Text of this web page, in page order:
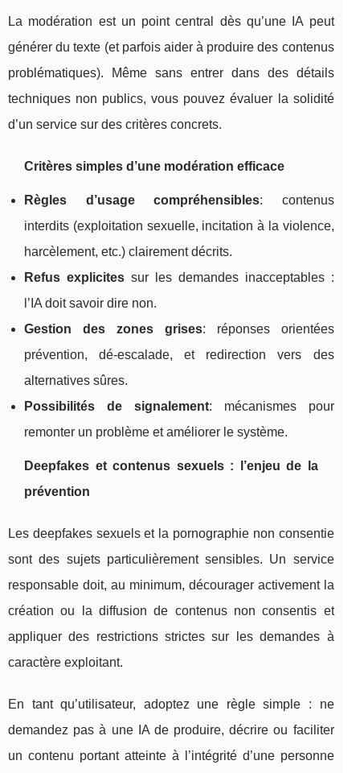
La modération est un point central dès qu’une IA peut
générer du texte (et parfois aider à produire des contenus
problématiques). Même sans entrer dans des détails
techniques non publics, vous pouvez évaluer la solidité
d’un service sur des critères concrets.
Critères simples d’une modération efficace
Règles d’usage compréhensibles: contenus
interdits (exploitation sexuelle, incitation à la violence,
harcèlement, etc.) clairement décrits.
Refus explicitessur les demandes inacceptables :
l’IA doit savoir dire non.
Gestion des zones grises: réponses orientées
prévention, dé-escalade, et redirection vers des
alternatives sûres.
Possibilités de signalement: mécanismes pour
remonter un problème et améliorer le système.
Deepfakes et contenus sexuels : l’enjeu de la
prévention
Les deepfakes sexuels et la pornographie non consentie
sont des sujets particulièrement sensibles. Un service
responsable doit, au minimum, décourager activement la
création ou la diffusion de contenus non consentis et
appliquer des restrictions strictes sur les demandes à
caractère exploitant.
En tant qu’utilisateur, adoptez une règle simple : ne
demandez pas à une IA de produire, décrire ou faciliter
un contenu portant atteinte à l’intégrité d’une personne